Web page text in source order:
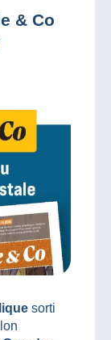
& Co
sorti